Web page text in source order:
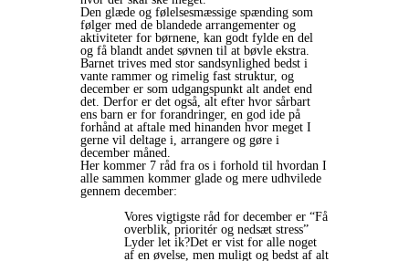
Den glæde og følelsesmæssige spænding som
følger med de blandede arrangementer og
aktiviteter for børnene, kan godt fylde en del
og få blandt andet søvnen til at bøvle ekstra.
Barnet trives med stor sandsynlighed bedst i
vante rammer og rimelig fast struktur, og
december er som udgangspunkt alt andet end
det. Derfor er det også, alt efter hvor sårbart
ens barn er for forandringer, en god ide på
forhånd at aftale med hinanden hvor meget I
gerne vil deltage i, arrangere og gøre i
december måned.
Her kommer 7 råd fra os i forhold til hvordan I
alle sammen kommer glade og mere udhvilede
gennem december:
Vores vigtigste råd for december er “Få
overblik, prioritér og nedsæt stress”
Lyder let ik?Det er vist for alle noget
af en øvelse, men muligt og bedst af alt